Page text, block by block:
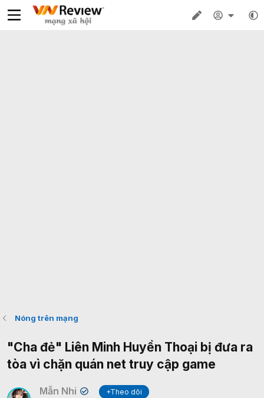
Nóng trên mạng
"Cha đẻ" Liên Minh Huyền Thoại bị đưa ra
tòa vì chặn quán net truy cập game
Mẫn Nhi ✔
+Theo dõi